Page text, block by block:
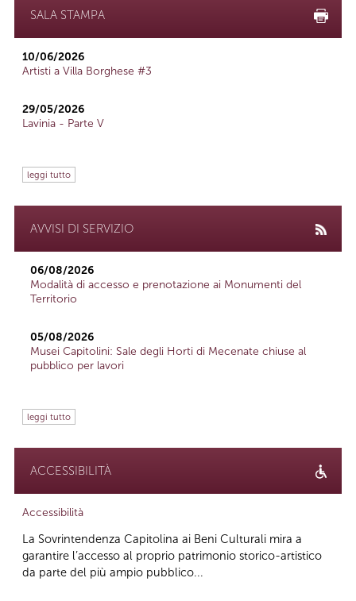
SALA STAMPA
10/06/2026
Artisti a Villa Borghese #3
29/05/2026
Lavinia - Parte V
leggi tutto
AVVISI DI SERVIZIO
06/08/2026
Modalità di accesso e prenotazione ai Monumenti del
Territorio
05/08/2026
Musei Capitolini: Sale degli Horti di Mecenate chiuse al
pubblico per lavori
leggi tutto
ACCESSIBILITÀ
Accessibilità
La Sovrintendenza Capitolina ai Beni Culturali mira a
garantire l’accesso al proprio patrimonio storico-artistico
da parte del più ampio pubblico...